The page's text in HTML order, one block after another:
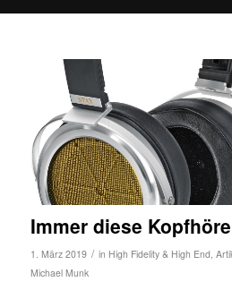
Immer diese
1. März 2019 / in High Fidelity & High End,
Michael Munk